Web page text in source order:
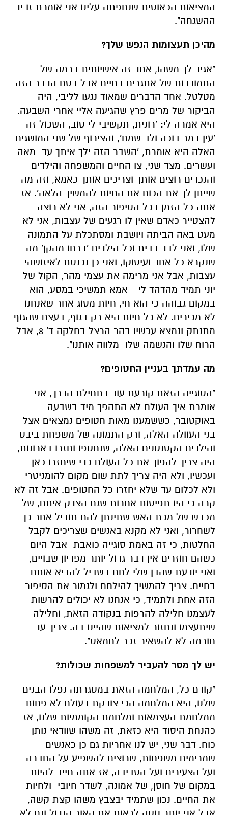
המציאות הכאוטית שנחפתה עלינו אני אומרת זו יד
ההשגחה".
מהיכן תעצומות הנפש שלך?
"אגיד לך משהו, אחד זה אישיותית ברמה של
התמודדות של אתגרים בחיים אבל בטח הדבר הזה
מטלטל. אחד הדברים שמאוד נגעו לליבי, היה
הביקור של מרים פרץ שהגיעה אליי אחרי השבעה.
היא אמרה לי: 'רונית, תקשיבי לי טוב, השכול זה
'עין במר בוכה ולב שמח', והצירוף של שני המושגים
האלה היא אומרת, 'השבר הזה ילך איתך עד מאה
ועשרים. מצד שני, צו החיים והמשפחה והילדים
והנכדים רוצים אותך וצריכים אותך כאמא, וזה מה
שייתן לך את הכוח את החיות להמשיך הלאה'. אז
אתה כל הזמן בכל הסיפור הזה, אני לא רוצה
להצטייר כאדם שאין לו רגעים של עצבות, אני לא
מעט באה הביתה ויושבת ומסתכלת על התמונה
שלו, ואני לבד בבית וכל הילדים 'ברחו מהקן' מה
שנקרא כל אחד ועיסוקו, ואני כן נכנסת לאיזושהי
עצבות, אבל אני מרימה את עצמי מהר, הקול של
יוני תמיד מהדהד לי - אמא תמשיכי במסע, הוא
במקום גבוהה כי הוא חי, חיות מסוג אחר שאנחנו
לא מכירים. לא כל חיות היא רק בגוף, בעצם שהגוף
מתנתק ונמצא עכשיו בהר הרצל בחלקה ד' 8, אבל
הרוח שלו והנשמה שלו מלווה אותנו".
מה עמדתך בעניין החטופים?
"הסוגייה הזאת קורעת עוד בתחילת הדרך, אני
אומרת איך העולם לא התהפך מיד בשבעה
באוקטובר, כששמענו מאות חטופים נמצאים אצל
בני העוולה האלה, ורק התמונה של משפחת ביבס
והילדים הקטנטנים האלה, שנחטפו וחזרו בארונות,
היה צריך להפוך את כל העולם כדי שיחזרו כאן
ועכשיו, ולא היה צריך לתת שום מקום להומניטרי
ולא לכלום עד שלא יחזרו כל החטופים. אבל זה לא
קרה כי היו תפיסות אחרות שגם הצדק איתם, של
מכבש של מכת האש שתינתן להם תוביל אחר כך
לשחרור, ואני לא מקנא באנשים שצריכים לקבל
החלטות, כי זה באמת סוגייה כואבת אבל היום
כשהם חוזרים אין דבר גדול יותר מפדיון שבויים,
ואני יודעת שהבן שלי לחם בשביל להביא אותם
בחיים. צריך להמשיך להילחם ולגמור את הסיפור
הזה אחת ולתמיד, כי אנחנו לא יכולים להרשות
לעצמנו חלילה להרפות בנקודה הזאת, וחלילה
שיתעצמו ונחזור למציאות שהיינו בה. צריך עד
חורמה לא להשאיר זכר לחמאס".
יש לך מסר להעביר למשפחות שכולות?
"קודם כל, המלחמה הזאת במסגרתה נפלו הבנים
שלנו, היא המלחמה הכי צודקת בעולם לא פחות
ממלחמת העצמאות ומלחמת הקוממיות שלנו, אז
כהנחת היסוד היא כזאת, זה משהו שוודאי נותן
כוח. דבר שני, יש לנו אחריות גם כן כאנשים
שמרימים משפחות, שרוצים להשפיע על החברה
ועל הצעירים ועל הסביבה, אז אתה חייב להיות
במקום של חוסן, של אמונה, לשדר חיובי ולחיות
את החיים. נכון שתמיד יבצבץ משהו קצת קשה,